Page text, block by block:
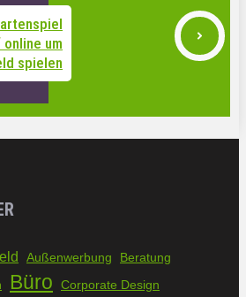
online um
spielen
Außenwerbung Beratung
Büro Corporate Design